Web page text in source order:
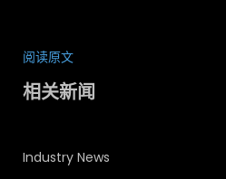
阅读原文
相关新闻
Industry News